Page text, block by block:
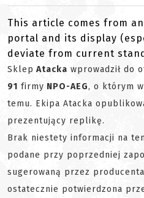
This article comes from
portal and its display
deviate from current
Sklep Atacka wprowadził do
91 firmy NPO-AEG, o którym
temu. Ekipa Atacka
prezentujący replikę.
Brak niestety informacji na
podane przy poprzedniej
sugerowaną przez
ostatecznie potwierdzona